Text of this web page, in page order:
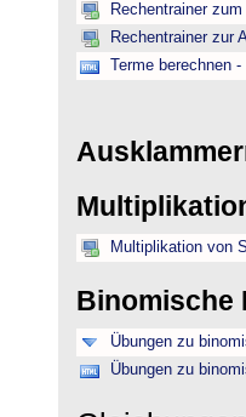
Rechentrainer
Rechentrainer zur
Terme berechnen
Multiplikation von
Binomische
Übungen zu
Übungen zu